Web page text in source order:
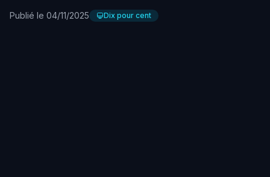
Publié le 04/11/2025 Dix pour cent